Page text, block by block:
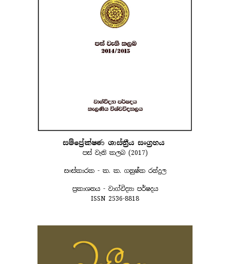
සම්ප්‍රේක්ෂණ ශාස්ත්‍රීය සංග්‍රහය
පස් වැනි කලබ (2017)
සංස්කාරක - ක. ක. ගනුෂ්ක රන්දුල
ප්‍රකාශනය - වාග්විද්‍යා පර්ෂදය
ISSN 2536-8818